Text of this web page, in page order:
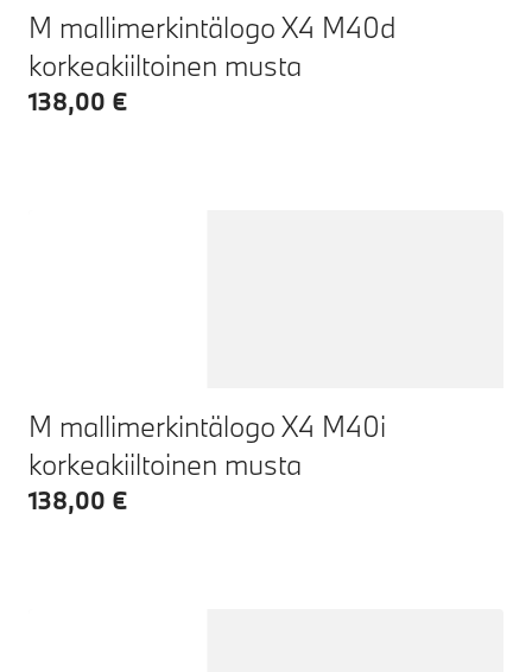
M mallimerkintälogo X4 M40d
korkeakiiltoinen musta
138,00 €
M mallimerkintälogo X4 M40i
korkeakiiltoinen musta
138,00 €